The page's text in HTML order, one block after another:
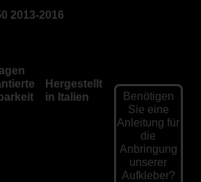
2013-2016
Hergestellt
in Italien
Benötigen
Sie eine
Anleitung für
die
Anbringung
unserer
Aufkleber?